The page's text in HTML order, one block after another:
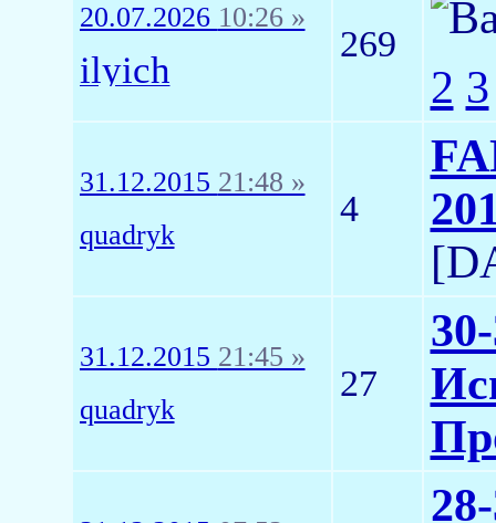
20.07.2026 10:26 »
ilyich
269
2 3
31.12.2015 21:48 »
quadryk
4
31.12.2015 21:45 »
quadryk
27